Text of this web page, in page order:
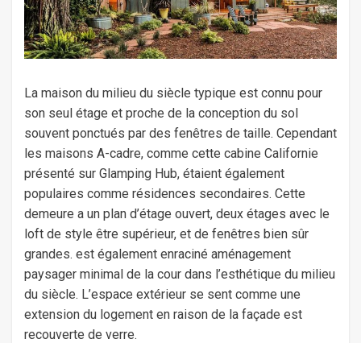
La maison du milieu du siècle typique est connu pour
son seul étage et proche de la conception du sol
souvent ponctués par des fenêtres de taille. Cependant
les maisons A-cadre, comme cette cabine Californie
présenté sur Glamping Hub, étaient également
populaires comme résidences secondaires. Cette
demeure a un plan d’étage ouvert, deux étages avec le
loft de style être supérieur, et de fenêtres bien sûr
grandes. est également enraciné aménagement
paysager minimal de la cour dans l’esthétique du milieu
du siècle. L’espace extérieur se sent comme une
extension du logement en raison de la façade est
recouverte de verre.